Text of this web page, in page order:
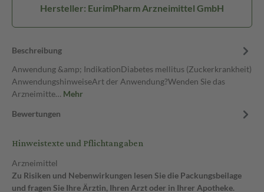
Hersteller: EurimPharm Arzneimittel GmbH
Beschreibung
Anwendung &amp; IndikationDiabetes mellitus (Zuckerkrankheit)
AnwendungshinweiseArt der Anwendung?Wenden Sie das
Arzneimitte… Mehr
Bewertungen
Hinweistexte und Pflichtangaben
Arzneimittel
Zu Risiken und Nebenwirkungen lesen Sie die Packungsbeilage
und fragen Sie Ihre Ärztin, Ihren Arzt oder in Ihrer Apotheke.